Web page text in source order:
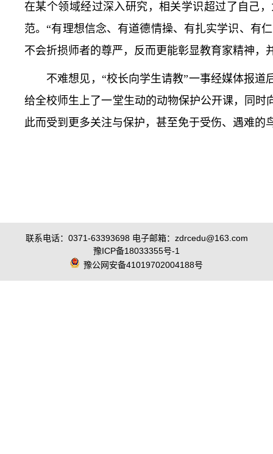
在某个领域经过深入研究，相关学识超过了自己
范。“有理想信念、有道德情操、有扎实学识、有
不会折损师者的尊严，反而更能彰显教育家精神
不难想见，“校长向学生请教”一事经媒体报道
给全校师生上了一堂生动的动物保护公开课，同
此而受到更多关注与保护，甚至免于受伤、遇难的
联系电话：0371-63393698 电子邮箱：zdrcedu@163.com
豫ICP备18033355号-1
豫公网安备41019702004188号